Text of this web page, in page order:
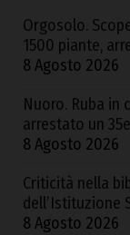
Orgosolo.
1500 piante,
8 Agosto 2026
Nuoro. Ruba in
arrestato un
8 Agosto 2026
Criticità nella
dell’Istituzione
8 Agosto 2026